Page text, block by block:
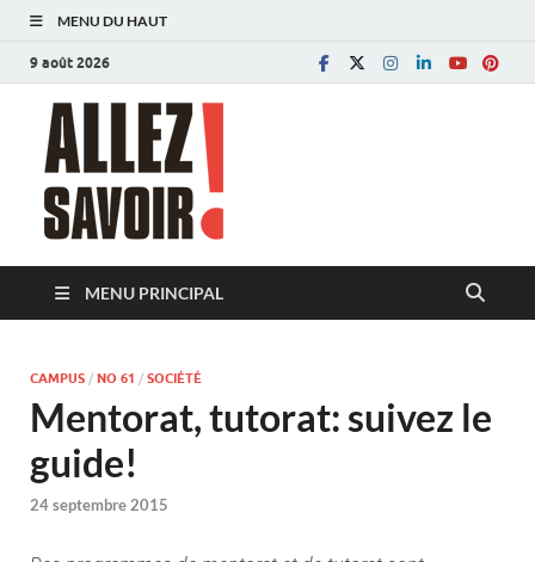
MENU DU HAUT
9 août 2026
MENU PRINCIPAL
CAMPUS / NO 61 / SOCIÉTÉ
Mentorat, tutorat: suivez le
guide!
24 septembre 2015